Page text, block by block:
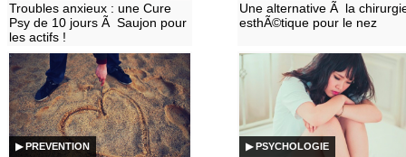
Troubles anxieux : une Cure
Psy de 10 jours Ã Saujon pour
les actifs !
Une alternative Ã la
esthÃ©tique pour le nez
▶ PREVENTION ▶ PSYCHOLOGIE